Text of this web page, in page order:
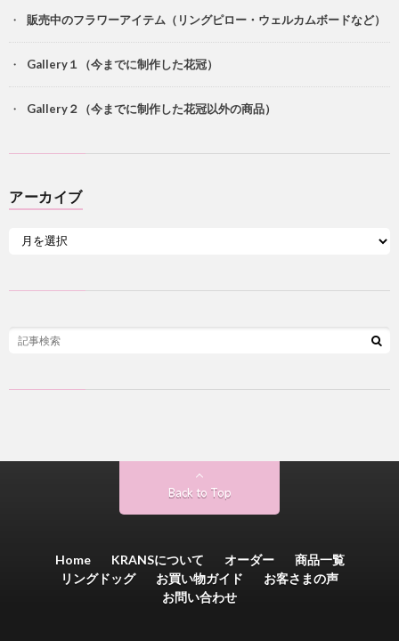
販売中のフラワーアイテム（リングピロー・ウェルカムボードなど）
Gallery１（今までに制作した花冠）
Gallery２（今までに制作した花冠以外の商品）
アーカイブ
Back to Top
Home KRANSについて オーダー
商品一覧
リングドッグ
お買い物ガイド
お客さまの声
お問い合わせ